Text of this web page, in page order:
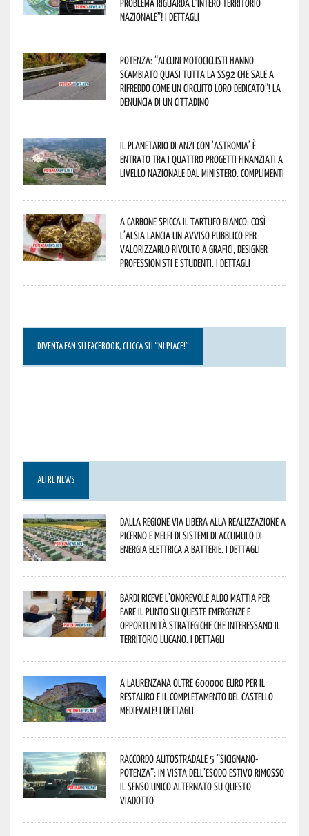
problema riguarda l’intero territorio
Nazionale”! I dettagli
Potenza: “alcuni motociclisti hanno
scambiato quasi tutta la SS92 che sale a
Rifreddo come un circuito loro dedicato”! La
denuncia di un cittadino
Il Planetario di Anzi con ‘Astromia’ è
entrato tra i quattro progetti finanziati a
livello nazionale dal Ministero. Complimenti
A Carbone spicca il tartufo bianco: così
l’Alsia lancia un avviso pubblico per
valorizzarlo rivolto a grafici, designer
professionisti e studenti. I dettagli
DIVENTA FAN SU FACEBOOK, CLICCA SU “MI PIACE!”
ALTRE NEWS
Dalla Regione via libera alla realizzazione a
Picerno e Melfi di sistemi di accumulo di
energia elettrica a batterie. I dettagli
Bardi riceve l’onorevole Aldo Mattia per
fare il punto su queste emergenze e
opportunità strategiche che interessano il
territorio lucano. I dettagli
A Laurenzana oltre 600000 euro per il
restauro e il completamento del Castello
Medievale! I dettagli
Raccordo Autostradale 5 “Sicignano-
Potenza”: in vista dell’esodo estivo rimosso
il senso unico alternato su questo
viadotto